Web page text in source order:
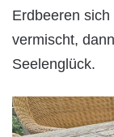
Erdbeeren
vermischt,
Seelenglück.